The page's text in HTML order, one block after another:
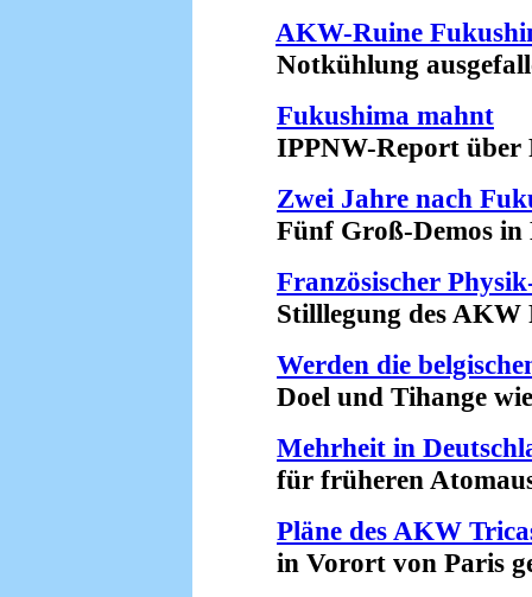
AKW-Ruine
Notkühlung
Fukushima mahnt
IPPNW-Report über
Zwei Jahre nach
Fünf Groß-Demos in
Französischer
Stilllegung des AKW
Werden die
Doel und Tihange
Mehrheit in
für früheren
Pläne des AKW
in Vorort von Paris